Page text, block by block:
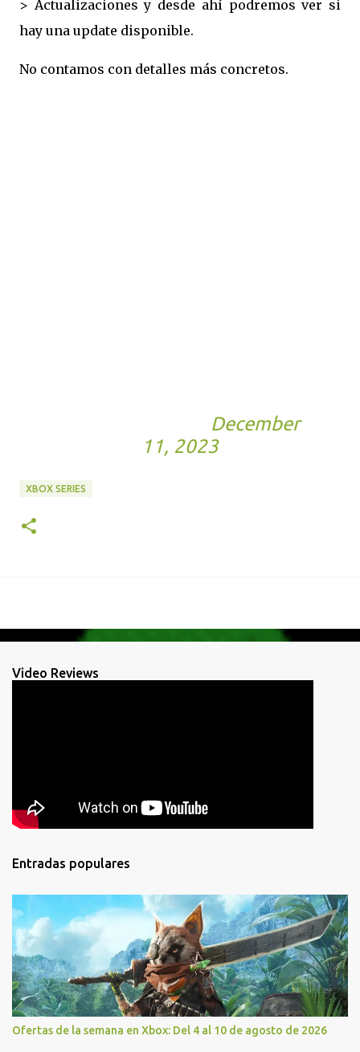
> Actualizaciones y desde ahí podremos ver si
hay una update disponible.
No contamos con detalles más concretos.
December
11, 2023
XBOX SERIES
Video Reviews
Entradas populares
Ofertas de la semana en Xbox: Del 4 al 10 de agosto de 2026